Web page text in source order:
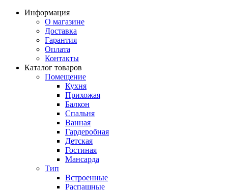
Информация
О магазине
Доставка
Гарантия
Оплата
Контакты
Каталог товаров
Помещение
Кухня
Прихожая
Балкон
Спальня
Ванная
Гардеробная
Детская
Гостиная
Мансарда
Тип
Встроенные
Распашные